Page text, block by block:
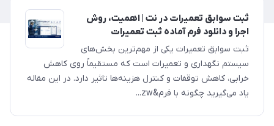
ثبت سوابق تعمیرات در نت | اهمیت، روش
اجرا و دانلود فرم آماده ثبت تعمیرات
ثبت سوابق تعمیرات یکی از مهم‌ترین بخش‌های
سیستم نگهداری و تعمیرات است که مستقیماً روی کاهش
خرابی، کاهش توقفات و کنترل هزینه‌ها تاثیر دارد. در این مقاله
یاد می‌گیرید چگونه با فرم&zw...